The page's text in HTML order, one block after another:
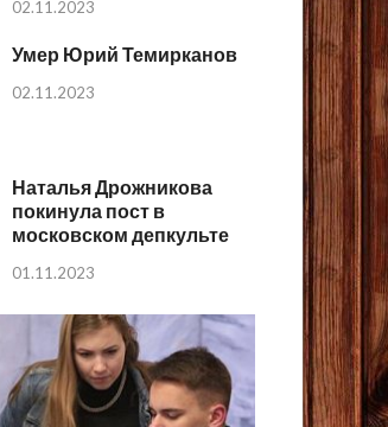
02.11.2023
Умер Юрий Темирканов
02.11.2023
Наталья Дрожникова
покинула пост в
московском депкульте
01.11.2023